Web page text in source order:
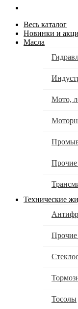
Весь каталог
Новинки и
Масла
Мото,
Прочие
Технические
Прочие
Тосолы